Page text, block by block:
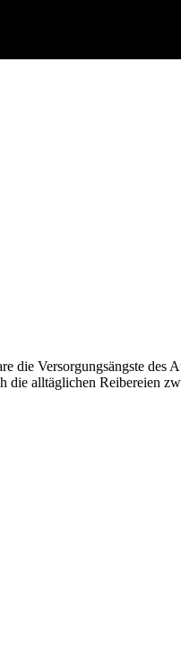
Versorgungsängste des
alltäglichen Reibereien